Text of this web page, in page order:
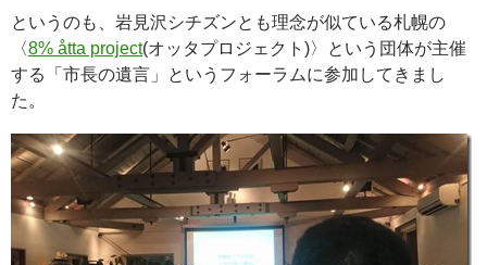
というのも、岩見沢シチズンとも理念が似ている札幌の
〈8% åtta project(オッタプロジェクト)〉という団体が主催
する「市長の遺言」というフォーラムに参加してきまし
た。